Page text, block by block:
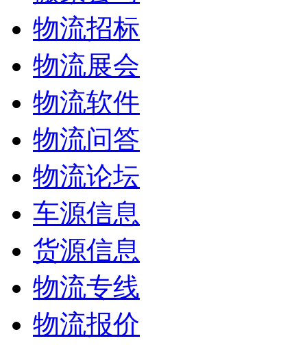
物流招标
物流展会
物流软件
物流问答
物流论坛
车源信息
货源信息
物流专线
物流报价